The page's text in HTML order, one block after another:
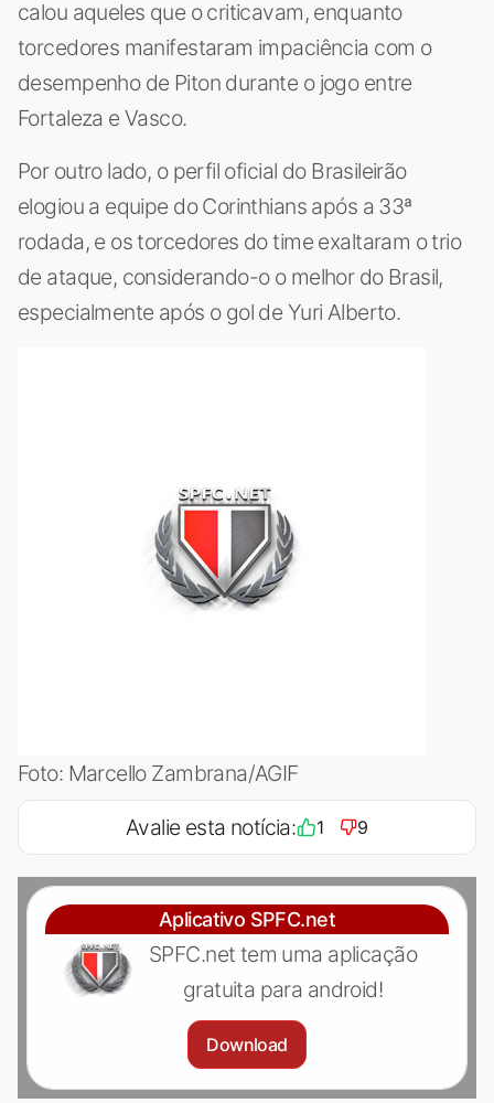
calou aqueles que o criticavam, enquanto
torcedores manifestaram impaciência com o
desempenho de Piton durante o jogo entre
Fortaleza e Vasco.
Por outro lado, o perfil oficial do Brasileirão
elogiou a equipe do Corinthians após a 33ª
rodada, e os torcedores do time exaltaram o trio
de ataque, considerando-o o melhor do Brasil,
especialmente após o gol de Yuri Alberto.
Foto: Marcello Zambrana/AGIF
Avalie esta notícia: 1 9
Aplicativo SPFC.net
SPFC.net tem uma aplicação
gratuita para android!
Download